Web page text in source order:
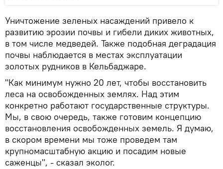
Уничтожение зеленых насаждений привело к
развитию эрозии почвы и гибели диких животных,
в том числе медведей. Также подобная деградация
почвы наблюдается в местах эксплуатации
золотых рудников в Кельбаджаре.
"Как минимум нужно 20 лет, чтобы восстановить
леса на освобожденных землях. Над этим
конкретно работают государственные структуры.
Мы, в свою очередь, также готовим концепцию
восстановления освобожденных земель. Я думаю,
в скором времени мы тоже проведем там
крупномасштабную акцию и посадим новые
саженцы", - сказал эколог.